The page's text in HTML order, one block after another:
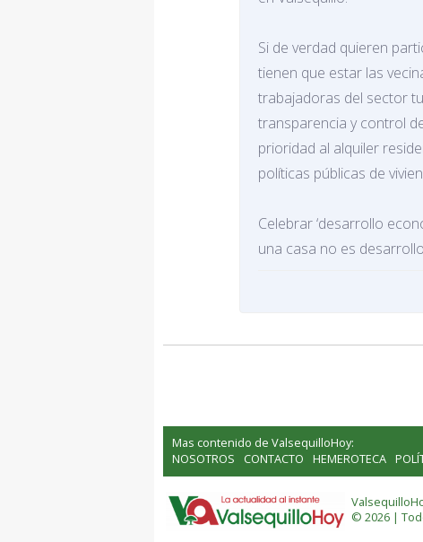
Si de verdad quieren
tienen que estar las
trabajadoras del sector
transparencia y control
prioridad al alquiler
políticas públicas de
Celebrar ‘desarrollo
una casa no es
Mas contenido de ValsequilloHoy:
NOSOTROS
CONTACTO HEMEROTECA
© 2026 |